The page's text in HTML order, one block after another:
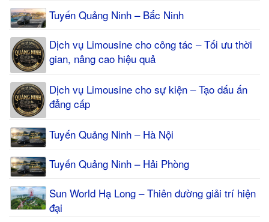
Tuyến Quảng Ninh – Bắc Ninh
Dịch vụ Limousine cho công tác – Tối ưu thời
gian, nâng cao hiệu quả
Dịch vụ Limousine cho sự kiện – Tạo dấu ấn
đẳng cấp
Tuyến Quảng Ninh – Hà Nội
Tuyến Quảng Ninh – Hải Phòng
Sun World Hạ Long – Thiên đường giải trí hiện
đại